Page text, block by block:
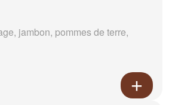
jambon, pommes de terre,